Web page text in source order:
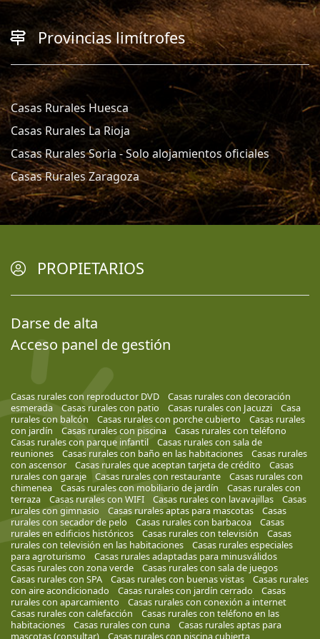
Provincias limítrofes
Casas Rurales Huesca
Casas Rurales La Rioja
Casas Rurales Soria - Solo alojamientos oficiales
Casas Rurales Zaragoza
PROPIETARIOS
Darse de alta
Acceso panel de gestión
Casas rurales con reproductor DVD
Casas rurales con decoración
esmerada
Casas rurales con patio Casas rurales con Jacuzzi
Casa
rurales con balcón
Casas rurales con porche cubierto
Casas rurales
con jardín
Casas rurales con piscina
Casas rurales con teléfono
Casas rurales con parque infantil
Casas rurales con sala de
reuniones
Casas rurales con baño en las habitaciones
Casas rurales
con ascensor
Casas rurales que aceptan tarjeta de crédito
Casas
rurales con garaje
Casas rurales con restaurante
Casas rurales con
chimenea
Casas rurales con mobiliario de jardín
Casas rurales con
terraza
Casas rurales con WIFI Casas rurales con lavavajillas
Casas
rurales con gimnasio
Casas rurales aptas para mascotas
Casas
rurales con secador de pelo
Casas rurales con barbacoa
Casas
rurales en edificios históricos
Casas rurales con televisión
Casas
rurales con televisión en las habitaciones
Casas rurales especiales
para agroturismo
Casas rurales adaptadas para minusválidos
Casas rurales con zona verde
Casas rurales con sala de juegos
Casas rurales con SPA
Casas rurales con buenas vistas
Casas rurales
con aire acondicionado
Casas rurales con jardín cerrado
Casas
rurales con aparcamiento
Casas rurales con conexión a internet
Casas rurales con calefacción
Casas rurales con teléfono en las
habitaciones
Casas rurales con cuna
Casas rurales aptas para
mascotas (consultar)
Casas rurales con piscina cubierta